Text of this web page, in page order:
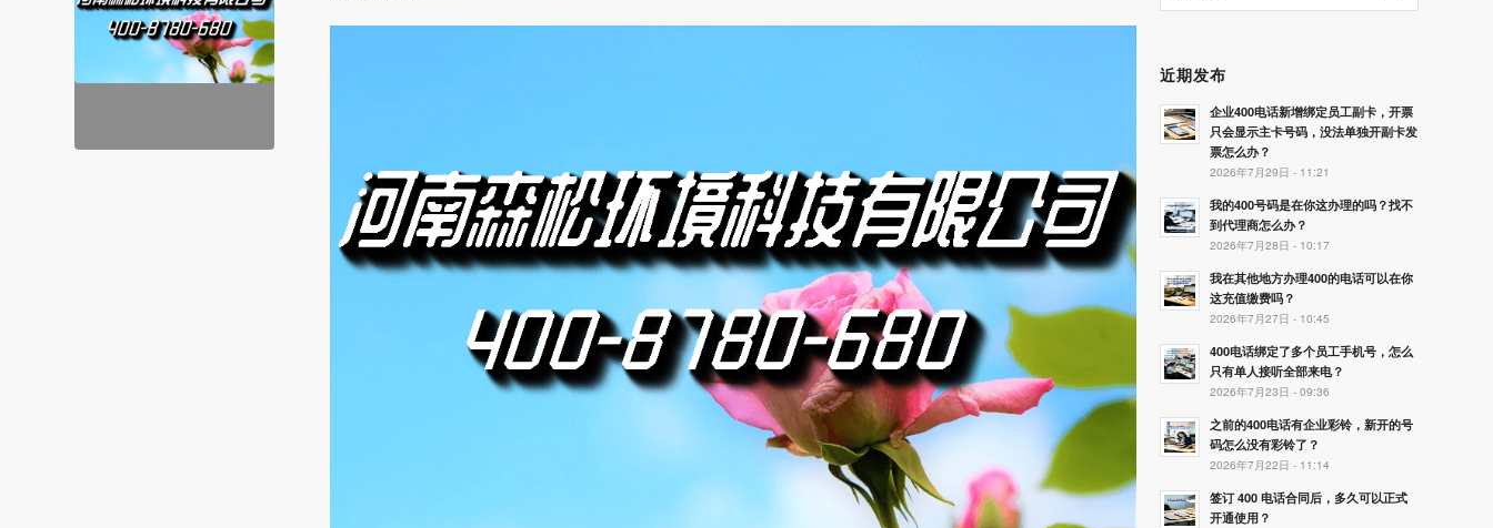
近期发布
企业400电话新增绑定员工副卡，开票
只会显示主卡号码，没法单独开副卡发
票怎么办？
2026年7月29日 - 11:21
我的400号码是在你这办理的吗？找不
到代理商怎么办？
2026年7月28日 - 10:17
我在其他地方办理400的电话可以在你
这充值缴费吗？
2026年7月27日 - 10:45
400电话绑定了多个员工手机号，怎么
只有单人接听全部来电？
2026年7月23日 - 09:36
之前的400电话有企业彩铃，新开的号
码怎么没有彩铃了？
2026年7月22日 - 11:14
签订 400 电话合同后，多久可以正式
开通使用？